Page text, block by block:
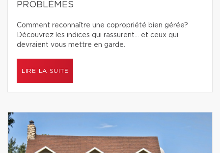
PROBLÈMES
Comment reconnaître une copropriété bien gérée?
Découvrez les indices qui rassurent… et ceux qui
devraient vous mettre en garde.
LIRE LA SUITE